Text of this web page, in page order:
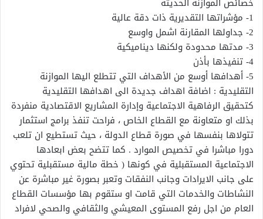
1- مؤشراتها التقديرية ذات دقة عالية
2- جداولها المقارنة اشمل واوسع
3- مدتها محدودة ولكنها ديناميكية
4- تنفيذها بأذن
5- أهدافها أوسع من الأهداف التي تتطلع اليها الموازنة
التقليدية : اضافة اهداف جديدة الى اهدافها التقليدية
كتحقيق الرفاهية الاجتماعية وإدارة المشاريع الاقتصادية منفردة
بذلك او متعاونة مع القطاع الخاص ، فراحت تنفذ برامج استثمار
تتولاها بنفسها في صورة قطاع الدولة ، حيث تستطيع ان تلعب
دورا مباشرا في تخصيص الموارد . كما تتضح بعض ابعادها
الاجتماعية المستقبلية في كونها ( خطة مالية مستقبلية تحتوي
على جانب الايرادات وجانب النفقات وتعبر بصورة غير مباشرة عن
النشاطات والخدمات التي قامت او ستقوم بها مؤسسات القطاع
العام من اجل رفع المستوى المعيشي والثقافي والصحي لافراد